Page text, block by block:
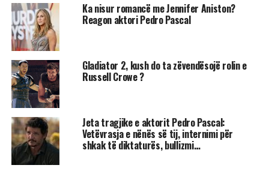
Ka nisur romancë me Jennifer Aniston?
Reagon aktori Pedro Pascal
Gladiator 2, kush do ta zëvendësojë rolin e
Russell Crowe ?
Jeta tragjike e aktorit Pedro Pascal:
Vetëvrasja e nënës së tij, internimi për
shkak të diktaturës, bullizmi…